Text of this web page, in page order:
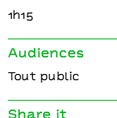
1h15
Audiences
Tout public